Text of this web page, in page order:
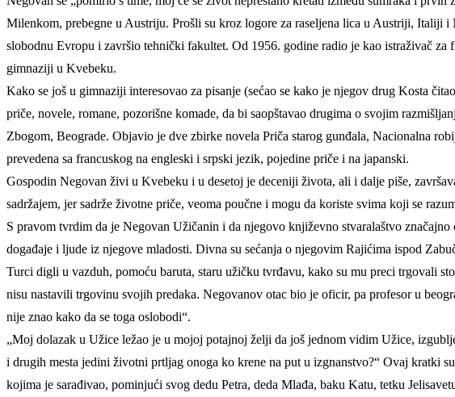
Milenkom, prebegne u Austriju. Prošli su kroz logore za raseljena lica u Austriji, Italiji
slobodnu Evropu i završio tehnički fakultet. Od 1956. godine radio je kao istraživač
gimnaziji u Kvebeku.
Kako se još u gimnaziji interesovao za pisanje (sećao se kako je njegov drug Kosta
priče, novele, romane, pozorišne komade, da bi saopštavao drugima o svojim
Zbogom, Beograde. Objavio je dve zbirke novela Priča starog gunđala, Nacionalna
prevedena sa francuskog na engleski i srpski jezik, pojedine priče i na japanski.
Gospodin Negovan živi u Kvebeku i u desetoj je deceniji života, ali i dalje piše,
sadržajem, jer sadrže životne priče, veoma poučne i mogu da koriste svima koji se
S pravom tvrdim da je Negovan Užičanin i da njegovo književno stvaralaštvo
događaje i ljude iz njegove mladosti. Divna su sećanja o njegovim Rajićima ispod
Turci digli u vazduh, pomoću baruta, staru užičku tvrđavu, kako su mu preci trgovali
nisu nastavili trgovinu svojih predaka. Negovanov otac bio je oficir, pa profesor u
nije znao kako da se toga oslobodi“.
„Moj dolazak u Užice ležao je u mojoj potajnoj želji da još jednom vidim Užice,
i drugih mesta jedini životni prtljag onoga ko krene na put u izgnanstvo?“ Ovaj kratki
kojima je sarađivao, pominjući svog dedu Petra, deda Mlađa, baku Katu, tetku